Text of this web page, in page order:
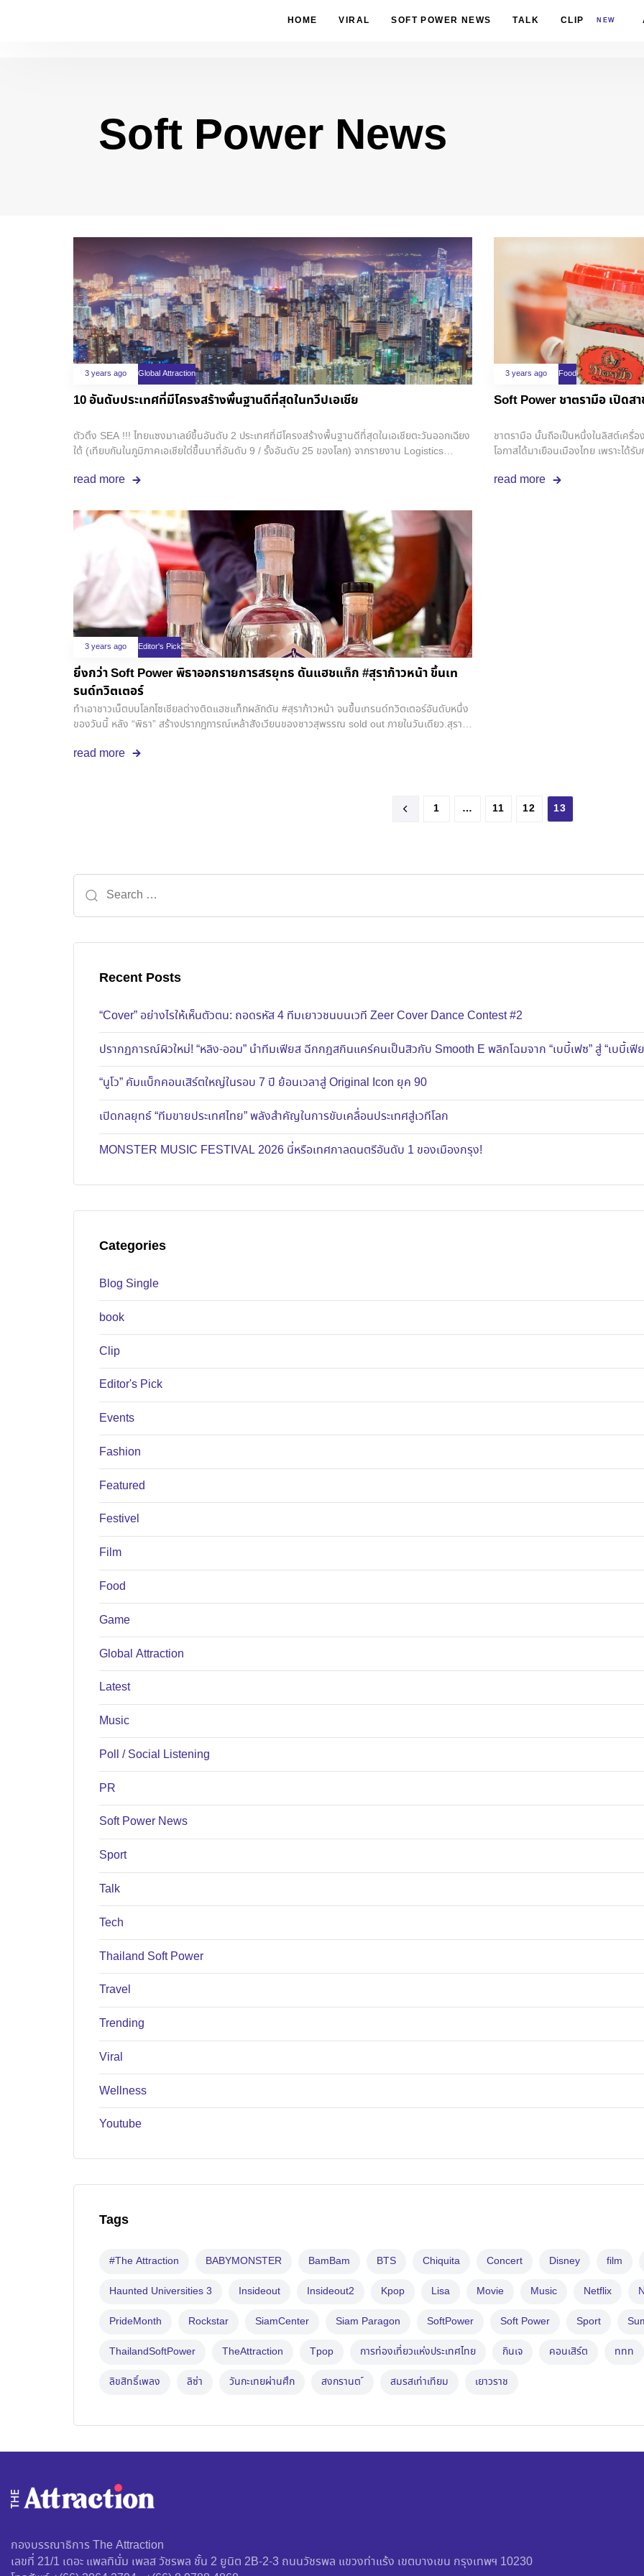
HOME VIRAL SOFT POWER NEWS TALK CLIP NEW
Soft Power News
3 years ago Global Attraction
10 อันดับประเทศที่มีโครงสร้างพื้นฐานดีที่สุดในทวีปเอเชีย
ตัวตึง SEA !!! ไทยแซงมาเลย์ขึ้นอันดับ 2 ประเทศที่มีโครงสร้างพื้นฐานดีที่สุดในเอเชียตะวันออกเฉียง
ใต้ (เทียบกันในภูมิภาคเอเชียใต่ขึ้นมาที่อันดับ 9 / รั้งอันดับ 25 ของโลก) จากรายงาน Logistics
โครงสร้างพื้นฐานของประเทศไทยได้รับการพัฒนาขึ้นจากการสำรวจครั้งล่าสุดในปี 2018 ที่อยู่อันดับ
เทียบกับประเทศที่ได้คะแนนใกล้เคียงกัน ไทยนั้นครองอันดับ 25 ร่วมกันกับประเทศอังกฤษ, กรีซ,
อิสราเอล, และมอลต้า และทำอันดับแซงประเทศมาเลเซียได้เป็นครั้งแรก Thailand World Rank: 25
3.7United Kingdom World Rank: 25 3.7Greece World Rank: 25 3.7Israel World Rank:
25 3.7Malta World Rank: 25 3.7 ถ้านับแค่ในเอเชียตะวันออกเฉียงใต้ประเทศไทยรั้งอันดับสองรอง
จากสิงคโปร์ (อันดับ 1 ของโลก) รั้งอันดับ 9 เมื่อเทียบกับกลุ่มประเทศในทวีปเอเชีย และอยู่ในอันดับ 25
ของโลกจากทั้งหมด 139 ประเทศที่ทาง World Bank ทำการสำรวจ ประเทศอื่นๆ ที่น่าจับตาในทวีป
เอเชีย India World Rank: 47 3.2Philippines World Rank: 47 3.2Oman World Rank: 47
3.2Vietnam World Rank: 47 3.2 ข้อมูลจาก : https://lpi.worldbank.org/international/global
โครงสร้างพื้นฐานมีอะไรบ้างโครงสร้างพื้นฐาน (Infrastructure) หมายถึง สิ่งปลูกสร้างและระบบพื้น
ฐานที่รองรับการขยายตัวของชุมชน เป็นส่วนสำคัญของ
read more
3 years ago Food
Soft Power ชาตรามือ เปิดส
ชาตรามือ นั้นถือเป็นหนึ่งในลิสต์เครื่
โอกาสได้มาเยือนเมืองไทย เพราะไ
เมื่อ ชาตรามือ มาเปิดสาขาแรกที่ โ
read more
3 years ago Editor's Pick
ยิ่งกว่า​ Soft Power พิธาออกรายการสรยุทธ ดันแฮชแท็ก #สุราก้าวหน้า ขึ้นเท
รนด์ทวิตเตอร์
ทำเอาชาวเน็ตบนโลกโซเชียลต่างติดแฮชแท็กผลักดัน​ #สุราก้าวหน้า​ จนขึ้นเทรนด์​ทวิตเตอร์​อันดับหนึ่ง
ของวันนี้​ หลัง​ “พิธา” สร้างปรากฎการณ์​เหล้าสังเวียนของชาวสุพรรณ​ sold out ภายในวันเดียว​.สุรา
หมายที่ตั้งไว้คือการทลายทุนผูกขาดโดยการแก้กฎหมายให้ประชาชนทั่วไปสามารถพัฒนาสุราให้มีความ
ใหญ่ในประเทศ.ซึ่งสุราของไทยในตอนนี้ หลายตัวนั้นผลิตขึ้นมาจากวัตถุดิบและส่วนผสมที่มีเอกลักษณ์
read more
1 … 11 12 13
Recent Posts
“Cover” อย่างไรให้เห็นตัวตน: ถอดรหัส 4 ทีมเยาวชนบนเวที Zeer Cover Dance Contest #2
ปรากฏการณ์ผิวใหม่! “หลิง-ออม” นำทีมเฟียส ฉีกกฎสกินแคร์คนเป็นสิวกับ Smooth E พลิกโฉมจาก “เบบี้เฟซ” สู่ “เบบี้เฟี
“นูโว” คัมแบ็กคอนเสิร์ตใหญ่ในรอบ 7 ปี ย้อนเวลาสู่ Original Icon ยุค 90
เปิดกลยุทธ์ “ทีมขายประเทศไทย” พลังสำคัญในการขับเคลื่อนประเทศสู่เวทีโลก
MONSTER MUSIC FESTIVAL 2026 นี่หรือเทศกาลดนตรีอันดับ 1 ของเมืองกรุง!
Categories
Blog Single
book
Clip
Editor's Pick
Events
Fashion
Featured
Festivel
Film
Food
Game
Global Attraction
Latest
Music
Poll / Social Listening
PR
Soft Power News
Sport
Talk
Tech
Thailand Soft Power
Travel
Trending
Viral
Wellness
Youtube
Tags
#The Attraction BABYMONSTER BamBam BTS Chiquita Concert Disney film
Haunted Universities 3 Insideout Insideout2 Kpop Lisa Movie Music Netflix
PrideMonth Rockstar SiamCenter Siam Paragon SoftPower Soft Power Sport
ThailandSoftPower TheAttraction Tpop การท่องเที่ยวแห่งประเทศไทย กินเจ คอนเสิร์ต ททท
ลิขสิทธิ์เพลง ลิซ่า วันกะเทยผ่านศึก สงกรานต ์ สมรสเท่าเทียม เยาวราช
กองบรรณาธิการ The Attraction
เลขที่ 21/1 เดอะ แพลทินั่ม เพลส วัชรพล ชั้น 2 ยูนิต 2B-2-3 ถนนวัชรพล แขวงท่าแร้ง เขตบางเขน กรุงเทพฯ 10230